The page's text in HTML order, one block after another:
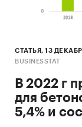
СТАТЬЯ, 13
BUSINESSTAT
В 2022 г
для
5,4% и